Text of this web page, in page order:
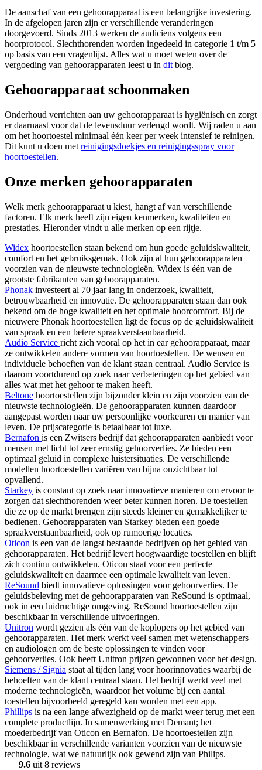
De aanschaf van een gehoorapparaat is een belangrijke investering.
In de afgelopen jaren zijn er verschillende veranderingen
doorgevoerd. Sinds 2013 werken de audiciens volgens een
hoorprotocol. Slechthorenden worden ingedeeld in categorie 1 t/m 5
op basis van een vragenlijst. Alles wat u moet weten over de
vergoeding van gehoorapparaten leest u in dit blog.
Gehoorapparaat schoonmaken
Onderhoud verrichten aan uw gehoorapparaat is hygiënisch en zorgt
er daarnaast voor dat de levensduur verlengd wordt. Wij raden u aan
om het hoortoestel minimaal één keer per week intensief te reinigen.
Dit kunt u doen met reinigingsdoekjes en reinigingsspray voor
hoortoestellen.
Onze merken gehoorapparaten
Welk merk gehoorapparaat u kiest, hangt af van verschillende
factoren. Elk merk heeft zijn eigen kenmerken, kwaliteiten en
prestaties. Hieronder vindt u alle merken op een rijtje.
Widex hoortoestellen staan bekend om hun goede geluidskwaliteit,
comfort en het gebruiksgemak. Ook zijn al hun gehoorapparaten
voorzien van de nieuwste technologieën. Widex is één van de
grootste fabrikanten van gehoorapparaten.
Phonak investeert al 70 jaar lang in onderzoek, kwaliteit,
betrouwbaarheid en innovatie. De gehoorapparaten staan dan ook
bekend om de hoge kwaliteit en het optimale hoorcomfort. Bij de
nieuwere Phonak hoortoestellen ligt de focus op de geluidskwaliteit
van spraak en een betere spraakverstaanbaarheid.
Audio Service richt zich vooral op het in ear gehoorapparaat, maar
ze ontwikkelen andere vormen van hoortoestellen. De wensen en
individuele behoeften van de klant staan centraal. Audio Service is
daarom voortdurend op zoek naar verbeteringen op het gebied van
alles wat met het gehoor te maken heeft.
Beltone hoortoestellen zijn bijzonder klein en zijn voorzien van de
nieuwste technologieën. De gehoorapparaten kunnen daardoor
aangepast worden naar uw persoonlijke voorkeuren en manier van
leven. De prijscategorie is betaalbaar tot luxe.
Bernafon is een Zwitsers bedrijf dat gehoorapparaten aanbiedt voor
mensen met licht tot zeer ernstig gehoorverlies. Ze bieden een
optimaal geluid in complexe luistersituaties. De verschillende
modellen hoortoestellen variëren van bijna onzichtbaar tot
opvallend.
Starkey is constant op zoek naar innovatieve manieren om ervoor te
zorgen dat slechthorenden weer beter kunnen horen. De toestellen
die ze op de markt brengen zijn steeds kleiner en gemakkelijker te
bedienen. Gehoorapparaten van Starkey bieden een goede
spraakverstaanbaarheid, ook op rumoerige locaties.
Oticon is een van de langst bestaande bedrijven op het gebied van
gehoorapparaten. Het bedrijf levert hoogwaardige toestellen en blijft
zich continu ontwikkelen. Oticon staat voor een perfecte
geluidskwaliteit en daarmee een optimale kwaliteit van leven.
ReSound biedt innovatieve oplossingen voor gehoorverlies. De
geluidsbeleving met de gehoorapparaten van ReSound is optimaal,
ook in een luidruchtige omgeving. ReSound hoortoestellen zijn
beschikbaar in verschillende uitvoeringen.
Unitron wordt gezien als één van de koplopers op het gebied van
gehoorapparaten. Het merk werkt veel samen met wetenschappers
en audiologen om de beste oplossingen te vinden voor
gehoorverlies. Ook heeft Unitron prijzen gewonnen voor het design.
Siemens / Signia staat al tijden lang voor hoorinnovaties waarbij de
behoeften van de klant centraal staan. Het bedrijf werkt veel met
moderne technologieën, waardoor het volume bij een aantal
toestellen bijvoorbeeld geregeld kan worden met een app.
Phillips is na een lange afwezigheid op de markt weer terug met een
complete productlijn. In samenwerking met Demant; het
moederbedrijf van Oticon en Bernafon. De hoortoestellen zijn
beschikbaar in verschillende varianten voorzien van de nieuwste
technologie, wat we natuurlijk ook gewend zijn van Philips.
9.6 uit 8 reviews